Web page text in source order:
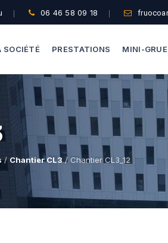
06 46 58 09 18
SOCIÉTÉ PRESTATIONS
Dépannage Vitrages
Vitrine Magasin
Expertise Bris De Glace
Recherche De Fuite
MINI-
Capacité
Nos
/ Chantier CL3/ Chantier CL3_12